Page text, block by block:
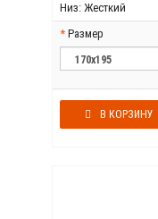
Низ: Жесткий
Размер
В КОРЗИНУ